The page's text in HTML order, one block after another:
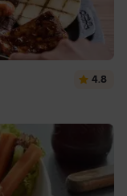
4.8